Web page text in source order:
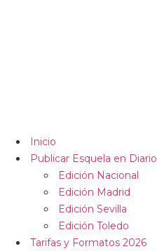
Inicio
Publicar Esquela en
Edición Nacional
Edición Madrid
Edición Sevilla
Edición Toledo
Tarifas y Formatos 2026